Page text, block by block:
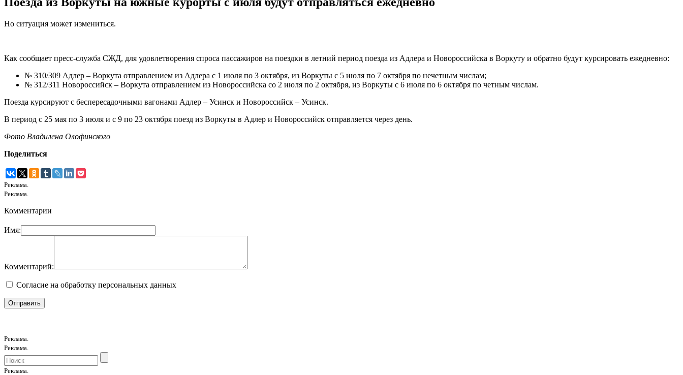
Но ситуация может измениться.
Как сообщает пресс-служба СЖД, для удовлетворения спроса пассажиров на поездки в летний период поезда из Адлера и Новороссийска в Воркуту и обратно будут курсировать ежедневно:
№ 310/309 Адлер – Воркута отправлением из Адлера с 1 июля по 3 октября, из Воркуты с 5 июля по 7 октября по нечетным числам;
№ 312/311 Новороссийск – Воркута отправлением из Новороссийска со 2 июля по 2 октября, из Воркуты с 6 июля по 6 октября по четным числам.
Поезда курсируют с беспересадочными вагонами Адлер – Усинск и Новороссийск – Усинск.
В период с 25 мая по 3 июля и с 9 по 23 октября поезд из Воркуты в Адлер и Новороссийск отправляется через день.
Фото Владилена Олофинского
Поделиться
Реклама.
Реклама.
Комментарии
Имя:
Комментарий:
Согласие на обработку персональных данных
Реклама.
Реклама.
Реклама.